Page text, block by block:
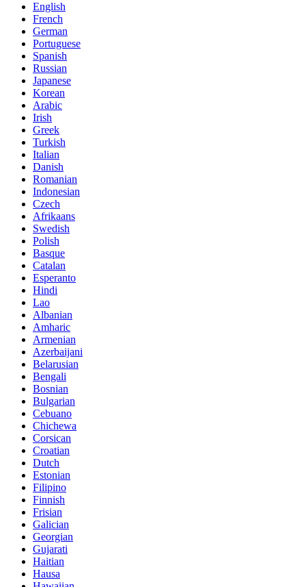
English
French
German
Portuguese
Spanish
Russian
Japanese
Korean
Arabic
Irish
Greek
Turkish
Italian
Danish
Romanian
Indonesian
Czech
Afrikaans
Swedish
Polish
Basque
Catalan
Esperanto
Hindi
Lao
Albanian
Amharic
Armenian
Azerbaijani
Belarusian
Bengali
Bosnian
Bulgarian
Cebuano
Chichewa
Corsican
Croatian
Dutch
Estonian
Filipino
Finnish
Frisian
Galician
Georgian
Gujarati
Haitian
Hausa